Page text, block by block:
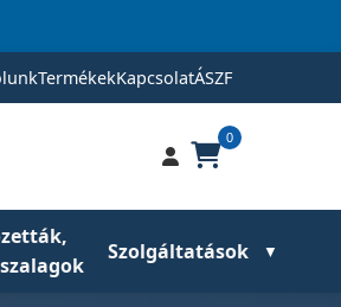
TermékekKapcsolatÁSZF
0
Szolgáltatások